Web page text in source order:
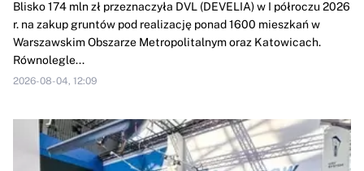
Blisko 174 mln zł przeznaczyła DVL (DEVELIA) w I półroczu 2026
r. na zakup gruntów pod realizację ponad 1600 mieszkań w
Warszawskim Obszarze Metropolitalnym oraz Katowicach.
Równolegle...
2026-08-04, 12:09